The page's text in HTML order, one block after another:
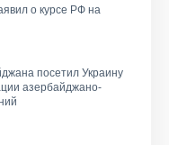
о курсе РФ на
посетил Украину
азербайджано-